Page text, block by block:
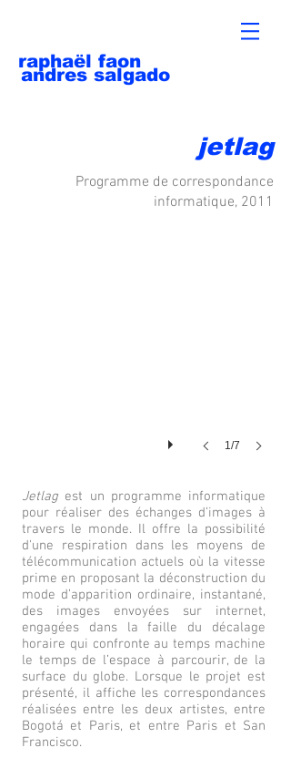
raphaël faon
jetlag
Jetlag est un programme informatique
pour réaliser des échanges d’images à
travers le monde. Il offre la possibilité
d'une respiration dans les moyens de
télécommunication actuels où la vitesse
prime en proposant la déconstruction du
mode d’apparition ordinaire, instantané,
des images envoyées sur internet,
engagées dans la faille du décalage
horaire qui confronte au temps machine
le temps de l’espace à parcourir, de la
surface du globe. Lorsque le projet est
présenté, il affiche les correspondances
réalisées entre les deux artistes, entre
Bogotá et Paris, et entre Paris et San
Francisco.
Programme de correspondance
informatique, 2011
1/7
salgado